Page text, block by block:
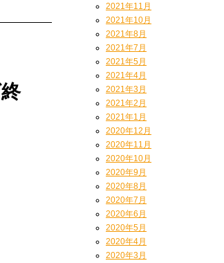
2021年11月
2021年10月
2021年8月
2021年7月
2021年5月
2021年4月
2021年3月
2021年2月
2021年1月
2020年12月
2020年11月
2020年10月
2020年9月
2020年8月
2020年7月
2020年6月
2020年5月
2020年4月
2020年3月